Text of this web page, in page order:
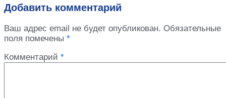
Добавить комментарий
Ваш адрес email не будет опубликован. Обязательные
поля помечены *
Комментарий *